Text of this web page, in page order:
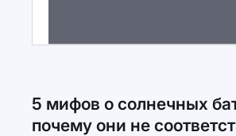
5 мифов о солнечных
почему они не